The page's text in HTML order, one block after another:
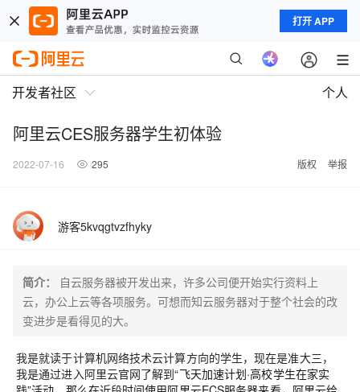
打开 APP
开发者社区 个人
阿里云CES服务器学生初体验
2022-07-16 295 版权 举报
游客5kvqgtvzfhyky
简介：
自云服务器被开发出来，许多公司便开始实行资料上
云，办公上云等各项服务。可想而知云服务器对于整个社会的改
变进步是看得见的大。
我是就读于计算机网络技术云计算方向的学生，现在是准大三，
我是通过进入阿里云官网了解到“飞天加速计划·高校学生在家实